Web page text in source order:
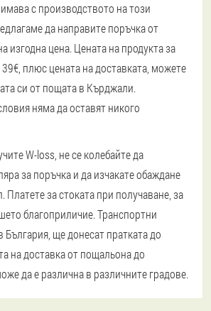
с производството на този
да направите поръчка от
изгодна цена. Цената на продукта за
плюс цената на доставката, можете
си от пощата в Кърджали.
няма да оставят никого
W-loss, не се колебайте да
за поръчка и да изчакате обаждане
Платете за стоката при получаване, за
благоприличие. Транспортни
ще донесат пратката до
на доставка от пощальона до
да е различна в различните градове.